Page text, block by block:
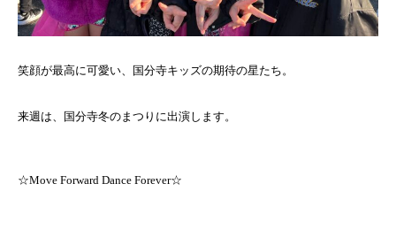
笑顔が最高に可愛い、国分寺キッズの期待の星たち。
来週は、国分寺冬のまつりに出演します。
☆Move Forward Dance Forever☆